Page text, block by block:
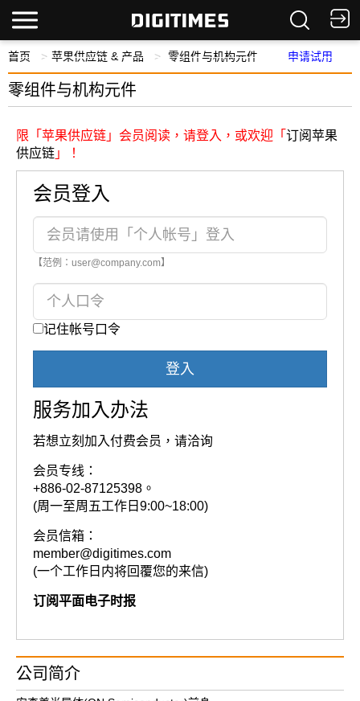
首页 苹果供应链 & 产品 零组件与机构元件 申请试用
零组件与机构元件
限「苹果供应链」会员阅读，请登入，或欢迎「 订阅苹果
供应链 」！
会员登入
【范例：user@company.com】
记住帐号口令
登入
服务加入办法
若想立刻加入付费会员，请洽询
会员专线：
+886-02-87125398。
(周一至周五工作日9:00~18:00)
会员信箱：
member@digitimes.com
(一个工作日内将回覆您的来信)
订阅平面电子时报
公司简介